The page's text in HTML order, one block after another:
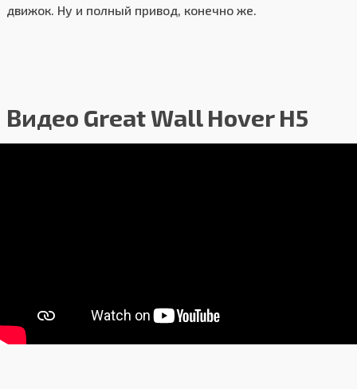
движок. Ну и полный привод, конечно же.
Видео Great Wall Hover H5